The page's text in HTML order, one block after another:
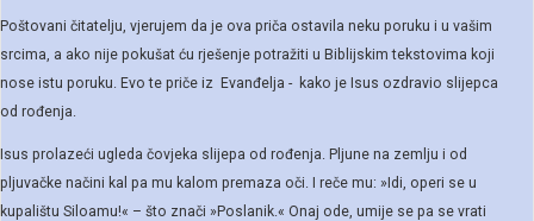
Poštovani čitatelju, vjerujem da je ova priča ostavila neku poruku i u vašim
srcima, a ako nije pokušat ću rješenje potražiti u Biblijskim tekstovima koji
nose istu poruku. Evo te priče iz Evanđelja - kako je Isus ozdravio slijepca
od rođenja.
Isus prolazeći ugleda čovjeka slijepa od rođenja. Pljune na zemlju i od
pljuvačke načini kal pa mu kalom premaza oči. I reče mu: »Idi, operi se u
kupalištu Siloamu!« – što znači »Poslanik.« Onaj ode, umije se pa se vrati